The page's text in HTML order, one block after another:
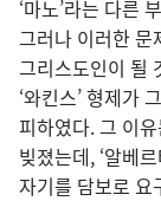
‘마노’라는 다른
그러나 이러한 문
그리스도인이 될
‘와킨스’ 형제가
피하였다. 그 이
빚졌는데, ‘알베
자기를 담보로 요